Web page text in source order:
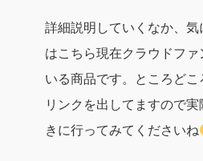
詳細説明していくなか、
はこちら現在クラウドフ
いる商品です。ところど
リンクを出してますので実
きに行ってみてくださいね